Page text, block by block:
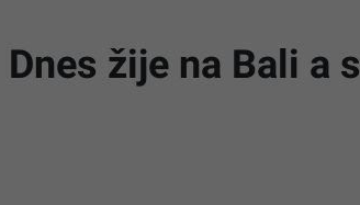
žije na Bali a s